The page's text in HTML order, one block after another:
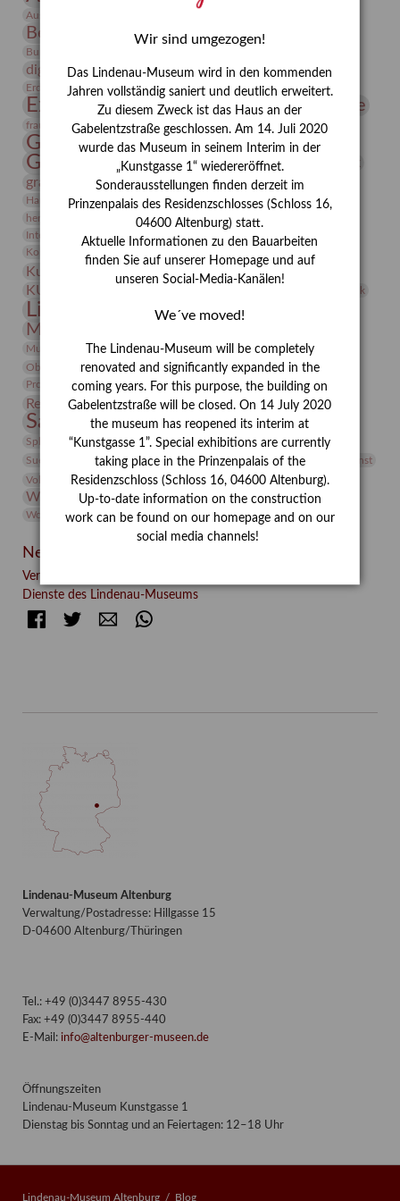
Ausstellung „Vier Winde“
Bernhard August von Lindenau
Burg Posterstein
digitallabor Entartete Kunst
Enteignung
Erdmann Julius Dietrich
Erlebnisportal estrusker Exlibris
Expressionismus Festrede Florenz Fotografie
frauen Frauen in der Antike und heute
Gerhard-Altenbourg-Preis
Gerhard Altenbourg
Gerhard Kurt Müller
grafische sammlung griechische Mythologie
Hanns-Conon von der Gabelentz Heinrich Kirchhoff Heldinnen
herman de vries Humboldt
Insekten
Integriertes Schädlingsmanagement
Jahresempfang
Kolosseum
Kunst
Kunstmuseum Kunstvermittlung Kunst von Kühl
KUNSTWAND Künstler Lehmbruck
Lindenau-Museum Marstall
Museumsgeschichte
Museumspädagogik Mäzen Napoleon Natur
Neue Remise
Objekt im Fokus
Paul Klee Peter Schnürpel Phelloplastik
Pohlhof
Provenienz
Provenienzforschung
Restaurierung Restitution Rudi Lesser Ruth Wolf-Rehfeld
Sammlung Samstagszeichner Skulptur
Sonderausstellung
Sphinx
studio Studio Bildende Kunst
studioDIGITAL
Suermondt-Ludwig-Museum
Vermittlung Video
Videokunst
Volontariat
Walter Rheiner Weihnachten Werefkin
Werkbetrachtung Winter Wissenschaft
Wolf and Dog
Wolf und Hund
Zirkuswoche
Neueste Beiträge
Verschenkt, verkauft, vergessen? – Kunstdetektivinnen im
Dienste des Lindenau-Museums
FacebookTwitter E-mail
Lindenau-Museum Altenburg
Verwaltung/Postadresse: Hillgasse 15
D-04600 Altenburg/Thüringen
Tel.: +49 (0)3447 8955-430
Fax: +49 (0)3447 8955-440
E-Mail: info@altenburger-museen.de
Öffnungszeiten
Lindenau-Museum Kunstgasse 1
Dienstag bis Sonntag und an Feiertagen: 12–18 Uhr
Lindenau-Museum Altenburg Blog
Wir sind umgezogen!
Das Lindenau-Museum wird in den kommenden
Jahren vollständig saniert und deutlich erweitert.
Zu diesem Zweck ist das Haus an der
Gabelentzstraße geschlossen. Am 14. Juli 2020
wurde das Museum in seinem Interim in der
„Kunstgasse 1“ wiedereröffnet.
Sonderausstellungen finden derzeit im
Prinzenpalais des Residenzschlosses (Schloss 16,
04600 Altenburg) statt.
Aktuelle Informationen zu den Bauarbeiten
finden Sie auf unserer Homepage und auf
unseren Social-Media-Kanälen!
We´ve moved!
The Lindenau-Museum will be completely
renovated and significantly expanded in the
coming years. For this purpose, the building on
Gabelentzstraße will be closed. On 14 July 2020
the museum has reopened its interim at
“Kunstgasse 1”. Special exhibitions are currently
taking place in the Prinzenpalais of the
Residenzschloss (Schloss 16, 04600 Altenburg).
Up-to-date information on the construction
work can be found on our homepage and on our
social media channels!